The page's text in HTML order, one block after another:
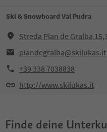
Ski & Snowboard Val Pudra
Streda Plan de Gralba
plandegralba@skilukas.it
+39 338 7038838
http://www.skilukas.it
Finde deine